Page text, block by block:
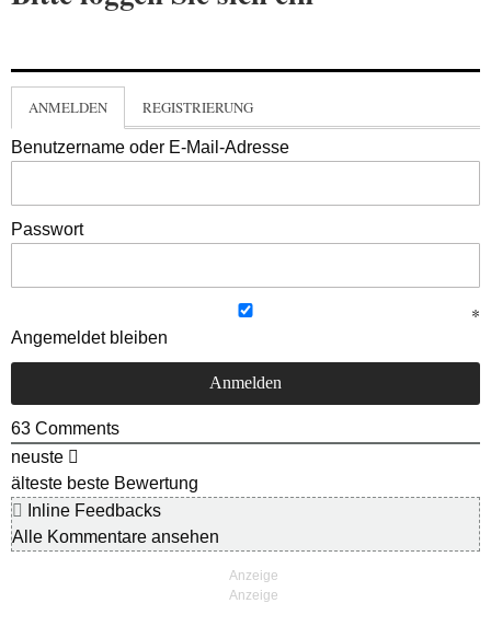
ANMELDEN REGISTRIERUNG
Benutzername oder E-Mail-Adresse
Passwort
Angemeldet bleiben
63 Comments
neuste
älteste beste Bewertung
Inline Feedbacks
Alle Kommentare ansehen